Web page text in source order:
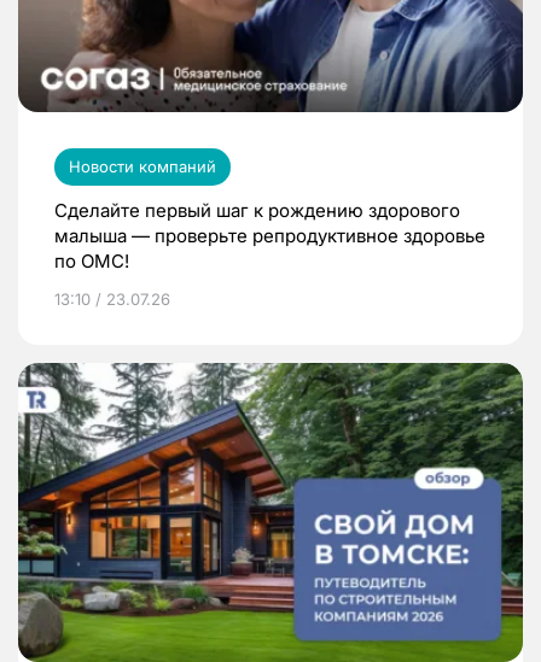
Новости компаний
Сделайте первый шаг к рождению здорового
малыша — проверьте репродуктивное здоровье
по ОМС!
13:10 / 23.07.26